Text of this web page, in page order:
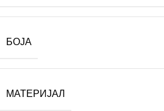
БОЈА
МАТЕРИЈАЛ